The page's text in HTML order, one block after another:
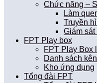
Chức năng –
Làm
Truyền
Giám sát
FPT Play box
FPT Play Box
Danh sách
Kho ứng dụng
Tổng đài FPT